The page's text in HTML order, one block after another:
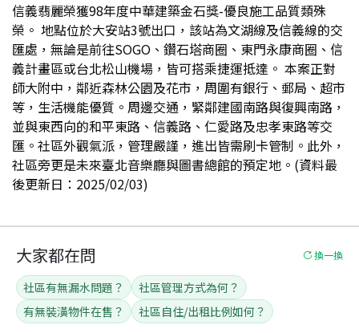
信義翡麗榮獲98年度中華建築金石獎-優良施工品質類殊
榮。 地點位於大安站3號出口，該站為文湖線及信義線的交
匯處，無論是前往SOGO、鑽石塔商圈、東門永康商圈、信
義計畫區或台北松山機場，皆可搭乘捷運抵達。 本案正對
師大附中，鄰近森林公園及花市，周圍有銀行、郵局、超市
等，生活機能優質。周邊交通，緊鄰建國南路與復興南路，
並與東西向的和平東路、信義路、仁愛路及忠孝東路等交
匯。社區外觀氣派，管理嚴謹，進出皆需刷卡管制。此外，
社區旁更是未來臺北音樂廳與圖書總館的預定地。(資料最
後更新日：2025/02/03)
大家都在問 換一換
社區有無漏水問題？
社區管理方式為何？
有無裝潢物件在售？
社區自住/出租比例如何？